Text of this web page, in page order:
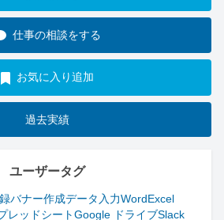
仕事の相談をする
お気に入り追加
過去実績
ユーザータグ
バナー作成データ入力WordExcel
レッドシートGoogle ドライブSlack